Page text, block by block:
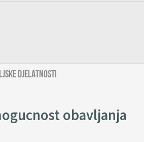
djelatnosti
obavljanja